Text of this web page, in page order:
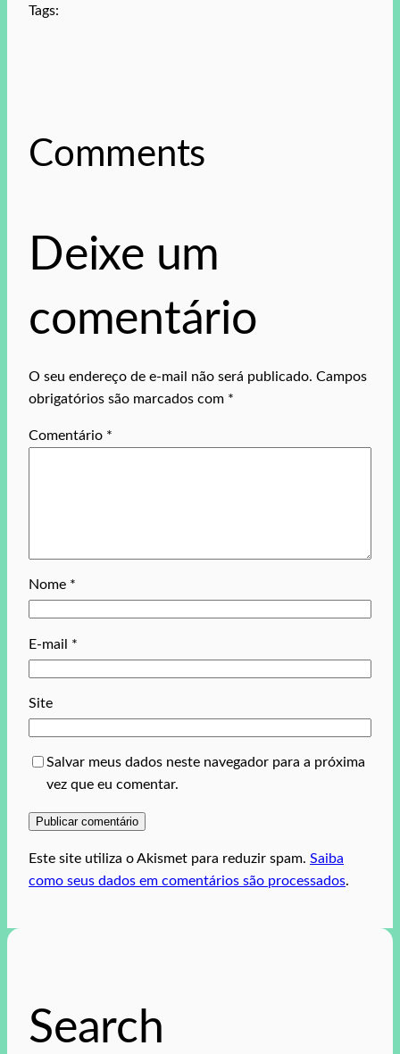
Tags:
Comments
Deixe um
comentário
O seu endereço de e-mail não será publicado. Campos
obrigatórios são marcados com *
Comentário *
Nome *
E-mail *
Site
Salvar meus dados neste navegador para a próxima
vez que eu comentar.
Este site utiliza o Akismet para reduzir spam. Saiba
como seus dados em comentários são processados.
Search